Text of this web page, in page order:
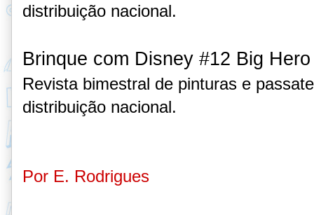
distribuição nacional.
Brinque com Disney #12 Big Hero
Revista bimestral de pinturas e
distribuição nacional.
Por E. Rodrigues